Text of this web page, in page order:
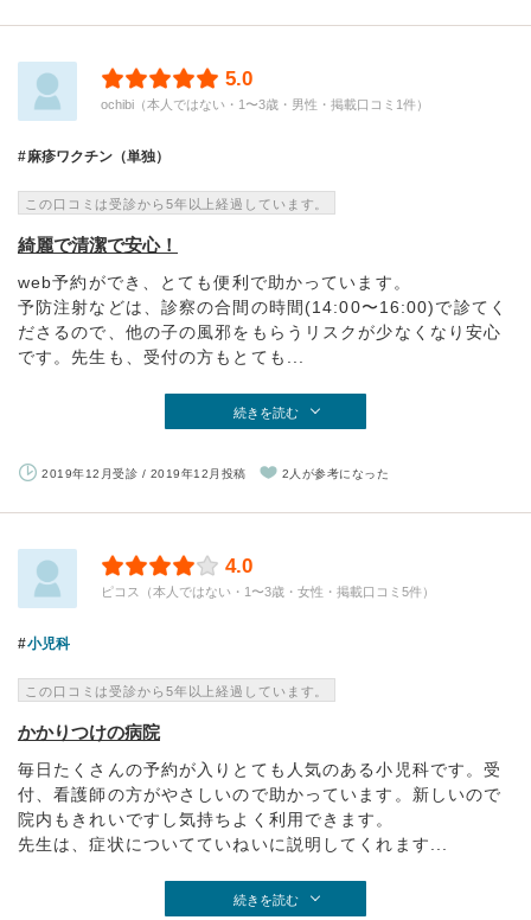
5.0
ochibi（本人ではない・1〜3歳・男性・掲載口コミ1件）
麻疹ワクチン（単独）
この口コミは受診から5年以上経過しています。
綺麗で清潔で安心！
web予約ができ、とても便利で助かっています。
予防注射などは、診察の合間の時間(14:00〜16:00)で診てく
ださるので、他の子の風邪をもらうリスクが少なくなり安心
です。先生も、受付の方もとても...
続きを読む
2019年12月受診 / 2019年12月投稿 2人が参考になった
4.0
ピコス（本人ではない・1〜3歳・女性・掲載口コミ5件）
小児科
この口コミは受診から5年以上経過しています。
かかりつけの病院
毎日たくさんの予約が入りとても人気のある小児科です。受
付、看護師の方がやさしいので助かっています。新しいので
院内もきれいですし気持ちよく利用できます。
先生は、症状についてていねいに説明してくれます...
続きを読む